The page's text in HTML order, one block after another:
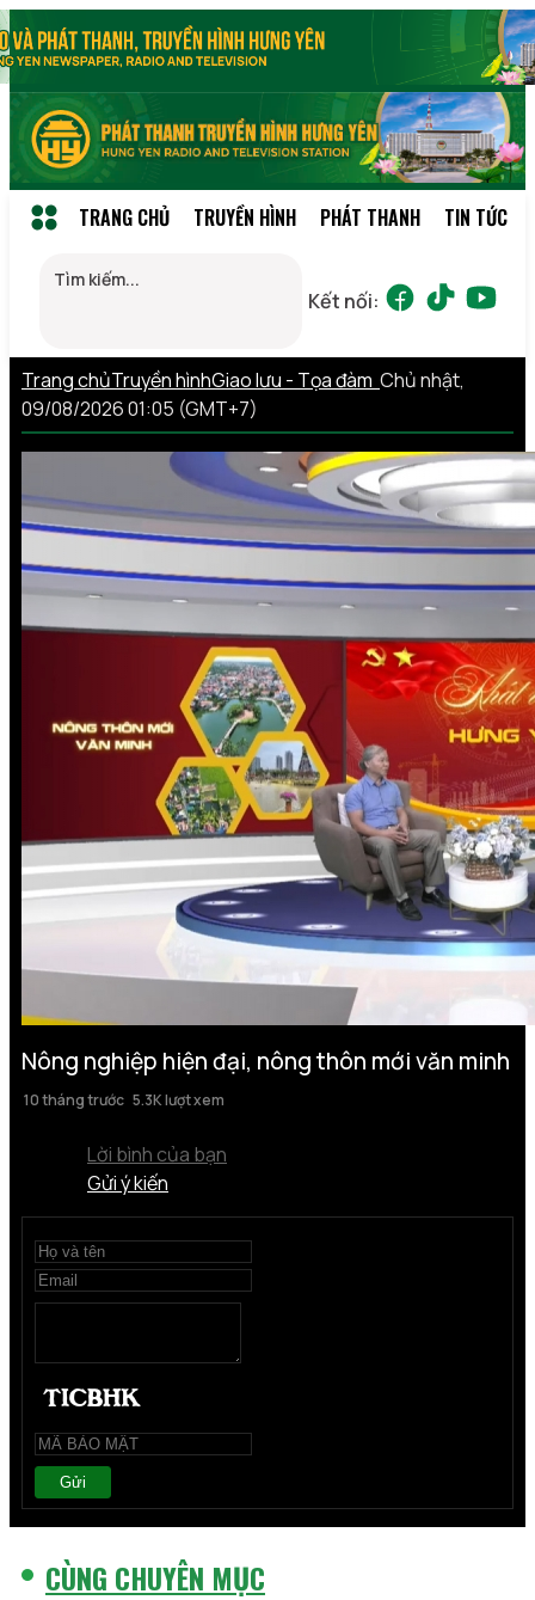
TRANG CHỦ TRUYỀN HÌNH PHÁT THANH TIN TỨC
Kết nối:
Trang chủTruyền hìnhGiao lưu - Tọa đàm Chủ nhật,
09/08/2026 01:05 (GMT+7)
Nông nghiệp hiện đại, nông thôn mới văn minh
10 tháng trước 5.3K lượt xem
Lời bình của bạn
Gửi ý kiến
Gửi
CÙNG CHUYÊN MỤC